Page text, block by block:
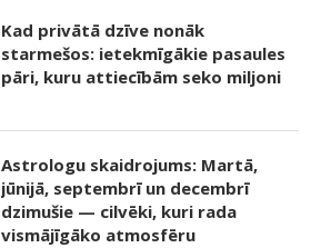
Kad privātā dzīve nonāk
starmešos: ietekmīgākie pasaules
pāri, kuru attiecībām seko miljoni
Astrologu skaidrojums: Martā,
jūnijā, septembrī un decembrī
dzimušie — cilvēki, kuri rada
vismājīgāko atmosfēru